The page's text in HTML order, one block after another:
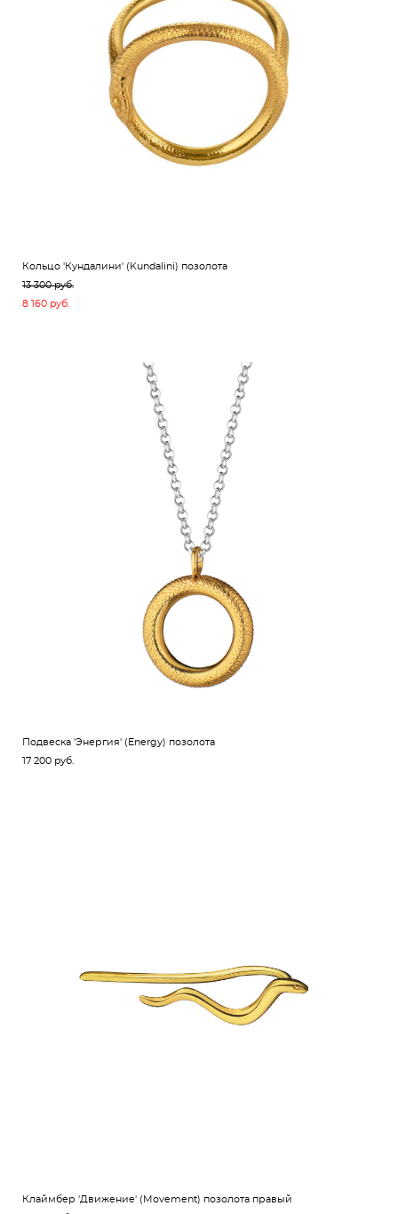
Кольцо 'Кундалини' (Kundalini) позолота
13 300 pуб.
8 160 pуб.
Подвеска 'Энергия' (Energy) позолота
17 200 pуб.
Клаймбер 'Движение' (Movement) позолота правый